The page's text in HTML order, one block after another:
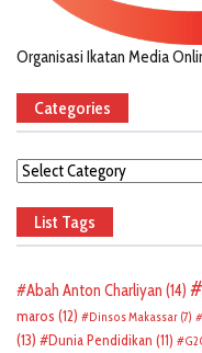
Organisasi Ikatan Media
Categories
Categories
List Tags
Abah Anton Charliyan (14)
maros (12) Dinsos Makassar (7)
(13)
Dunia Pendidikan (11)